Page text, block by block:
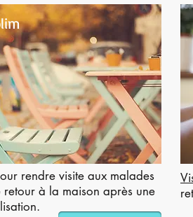
rendre visite aux malades
à la maison après une